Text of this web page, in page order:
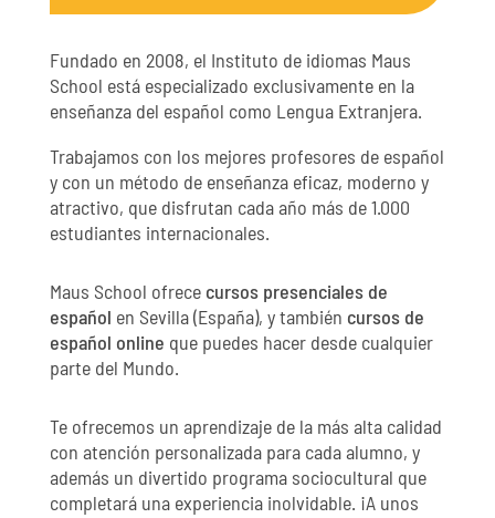
Fundado en 2008, el Instituto de idiomas Maus
School está especializado exclusivamente en la
enseñanza del español como Lengua Extranjera.
Trabajamos con los mejores profesores de español
y con un método de enseñanza eficaz, moderno y
atractivo, que disfrutan cada año más de 1.000
estudiantes internacionales.
Maus School ofrece cursos presenciales de
español en Sevilla (España), y también cursos de
español online que puedes hacer desde cualquier
parte del Mundo.
Te ofrecemos un aprendizaje de la más alta calidad
con atención personalizada para cada alumno, y
además un divertido programa sociocultural que
completará una experiencia inolvidable. ¡A unos